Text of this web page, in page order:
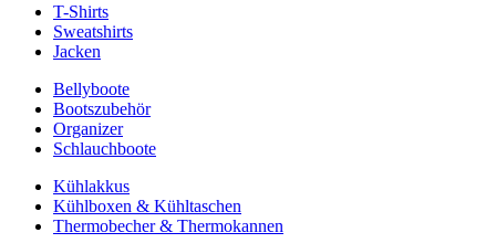
T-Shirts
Sweatshirts
Jacken
Bellyboote
Bootszubehör
Organizer
Schlauchboote
Kühlakkus
Kühlboxen & Kühltaschen
Thermobecher & Thermokannen